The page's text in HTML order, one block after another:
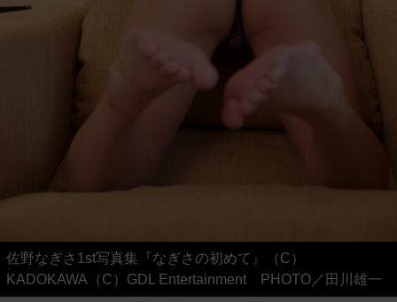
佐野なぎさ1st写真集『なぎさの初めて』（C）
KADOKAWA（C）GDL Entertainment PHOTO／田川雄一